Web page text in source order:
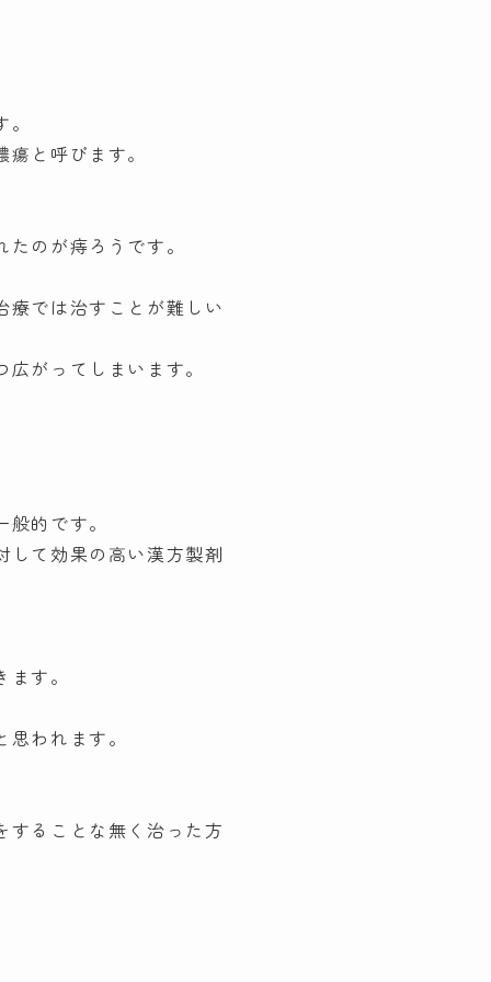
と呼びます。
のが痔ろうです。
療では治すことが難しい
がってしまいます。
的です。
して効果の高い漢方製剤
す。
われます。
することな無く治った方